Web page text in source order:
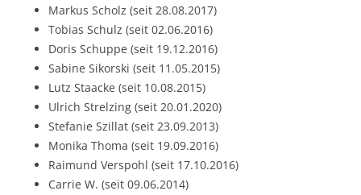
Markus Scholz (seit 28.08.2017)
Tobias Schulz (seit 02.06.2016)
Doris Schuppe (seit 19.12.2016)
Sabine Sikorski (seit 11.05.2015)
Lutz Staacke (seit 10.08.2015)
Ulrich Strelzing (seit 20.01.2020)
Stefanie Szillat (seit 23.09.2013)
Monika Thoma (seit 19.09.2016)
Raimund Verspohl (seit 17.10.2016)
Carrie W. (seit 09.06.2014)